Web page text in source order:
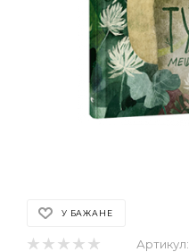
У БАЖАНЕ
Артикул: